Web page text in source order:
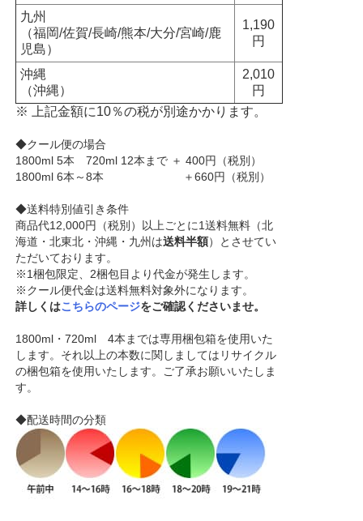
九州
（福岡/佐賀/長崎/熊本/大分/宮崎/鹿
児島）
1,190
円
沖縄
（沖縄）
2,010
円
※ 上記金額に10％の税が別途かかります。
◆クール便の場合
1800ml 5本 720ml 12本まで ＋ 400円（税別）
1800ml 6本～8本 ＋660円（税別）
◆送料特別値引き条件
商品代12,000円（税別）以上ごとに1送料無料（北
海道・北東北・沖縄・九州は送料半額）とさせてい
ただいております。
※1梱包限定、2梱包目より代金が発生します。
※クール便代金は送料無料対象外になります。
詳しくはこちらのページをご確認くださいませ。
1800ml・720ml 4本までは専用梱包箱を使用いた
します。それ以上の本数に関しましてはリサイクル
の梱包箱を使用いたします。ご了承お願いいたしま
す。
◆配送時間の分類